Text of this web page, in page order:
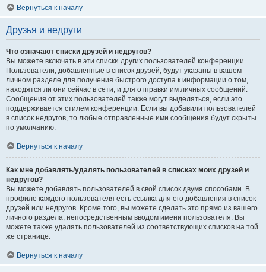
Вернуться к началу
Друзья и недруги
Что означают списки друзей и недругов?
Вы можете включать в эти списки других пользователей конференции.
Пользователи, добавленные в список друзей, будут указаны в вашем
личном разделе для получения быстрого доступа к информации о том,
находятся ли они сейчас в сети, и для отправки им личных сообщений.
Сообщения от этих пользователей также могут выделяться, если это
поддерживается стилем конференции. Если вы добавили пользователей
в список недругов, то любые отправленные ими сообщения будут скрыты
по умолчанию.
Вернуться к началу
Как мне добавлять/удалять пользователей в списках моих друзей и
недругов?
Вы можете добавлять пользователей в свой список двумя способами. В
профиле каждого пользователя есть ссылка для его добавления в список
друзей или недругов. Кроме того, вы можете сделать это прямо из вашего
личного раздела, непосредственным вводом имени пользователя. Вы
можете также удалять пользователей из соответствующих списков на той
же странице.
Вернуться к началу